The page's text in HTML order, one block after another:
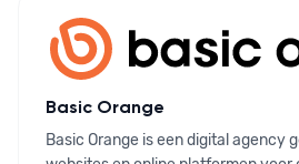
Basic Orange
Basic Orange is een digital agency